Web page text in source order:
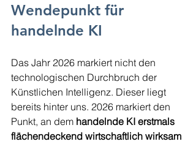
Wendepunkt für
handelnde KI
Das Jahr 2026 markiert nicht den
technologischen Durchbruch der
Künstlichen Intelligenz. Dieser liegt
bereits hinter uns. 2026 markiert den
Punkt, an dem handelnde KI erstmals
flächendeckend wirtschaftlich wirksam